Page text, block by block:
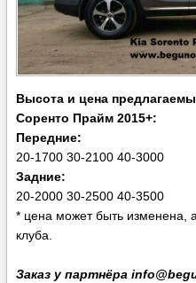
Высота и цена
Соренто Прайм 2015+:
Передние:
20-1700 30-2100 40-3000
Задние:
20-2000 30-2500 40-3500
* цена может быть изменена,
клуба.
Заказ у партнёра